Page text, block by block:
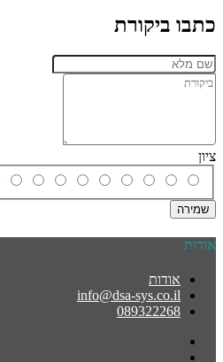
כתבו ביקורת
ציון
שמירה
אודות
אודות
info@dsa-sys.co.il
089322268